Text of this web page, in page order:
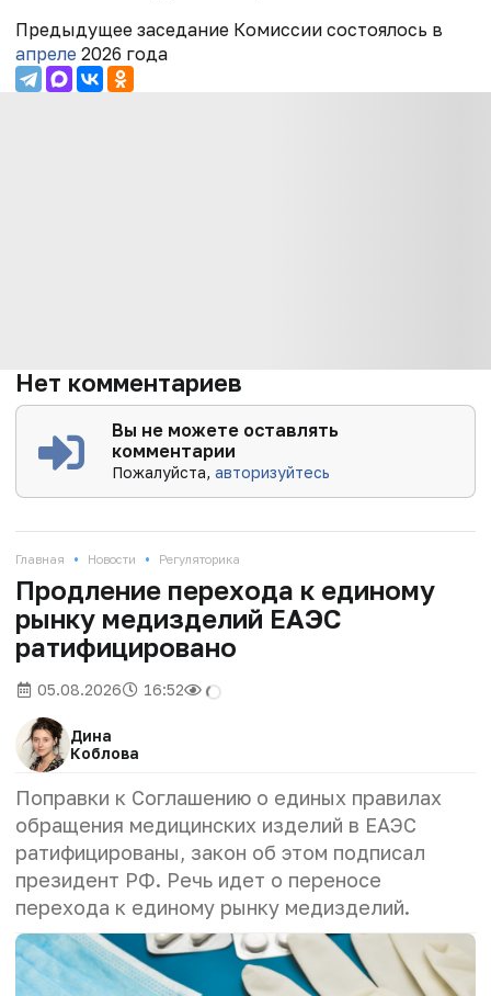
Предыдущее заседание Комиссии состоялось в
апреле 2026 года
Нет комментариев
Вы не можете оставлять
комментарии
Пожалуйста,авторизуйтесь
Главная • Новости • Регуляторика
Продление перехода к единому
рынку медизделий ЕАЭС
ратифицировано
05.08.2026 16:52
Дина
Коблова
Поправки к Соглашению о единых правилах
обращения медицинских изделий в ЕАЭС
ратифицированы, закон об этом подписал
президент РФ. Речь идет о переносе
перехода к единому рынку медизделий.